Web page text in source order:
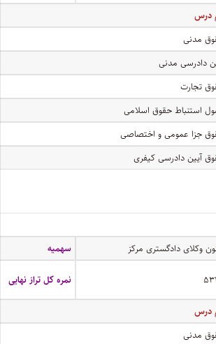
درس
مدنی
دادرسی مدنی
تجارت
استنباط حقوق اسلامی
جزا عمومی و اختصاصی
آیین دادرسی کیفری
وکلای دادگستری مرکز
سهمیه
نمره کل تراز نهایی
درس
مدنی